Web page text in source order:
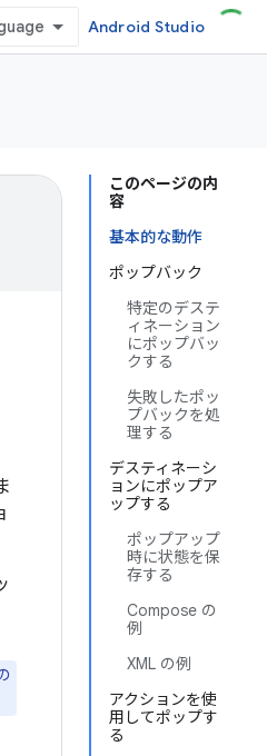
Android Studio
このページの内
容
基本的な動作
ポップバック
特定のデステ
ィネーション
にポップバッ
クする
失敗したポッ
プバックを処
理する
デスティネーシ
ョンにポップア
ップする
ポップアップ
時に状態を保
存する
Compose の
例
XML の例
アクションを使
用してポップす
る